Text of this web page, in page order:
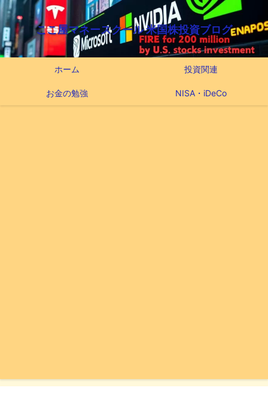
ここ屋マネースクール 米国株投資ブログ
ホーム 投資関連
お金の勉強 NISA・iDeCo